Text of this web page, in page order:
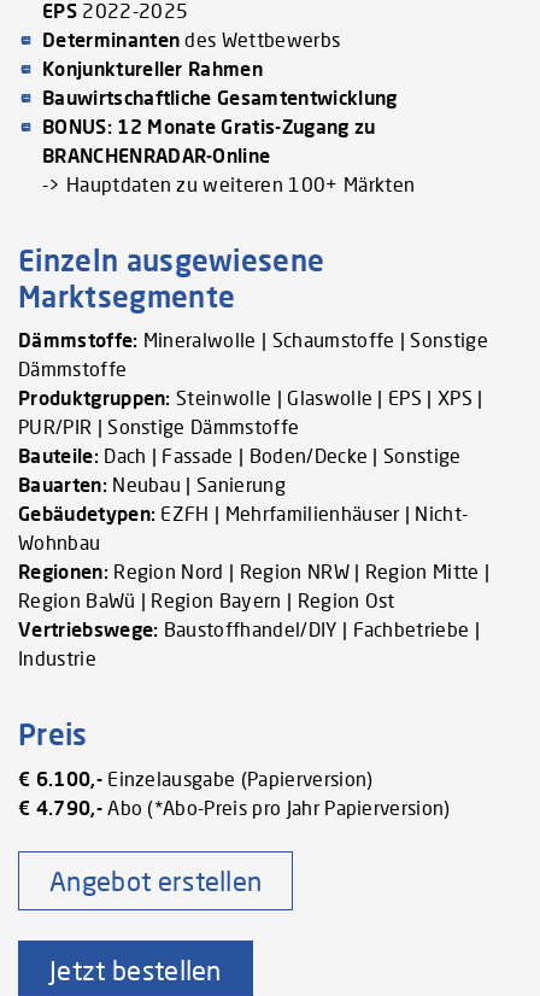
EPS2022-2025
Determinantendes Wettbewerbs
Konjunktureller Rahmen
Bauwirtschaftliche Gesamtentwicklung
BONUS: 12 Monate Gratis-Zugang zu
BRANCHENRADAR-Online
-> Hauptdaten zu weiteren 100+ Märkten
Einzeln ausgewiesene
Marktsegmente
Dämmstoffe: Mineralwolle | Schaumstoffe | Sonstige
Dämmstoffe
Produktgruppen: Steinwolle | Glaswolle | EPS | XPS |
PUR/PIR | Sonstige Dämmstoffe
Bauteile:Dach | Fassade | Boden/Decke | Sonstige
Bauarten:Neubau | Sanierung
Gebäudetypen: EZFH | Mehrfamilienhäuser | Nicht-
Wohnbau
Regionen:Region Nord | Region NRW | Region Mitte |
Region BaWü | Region Bayern | Region Ost
Vertriebswege: Baustoffhandel/DIY | Fachbetriebe |
Industrie
Preis
€ 6.100,-Einzelausgabe (Papierversion)
€ 4.790,-Abo (*Abo-Preis pro Jahr Papierversion)
Angebot erstellen
Jetzt bestellen